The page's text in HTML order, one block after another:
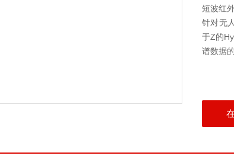
短波红
针对无
于Z的
谱数据